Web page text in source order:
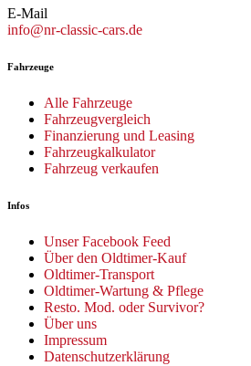
E-Mail
info@nr-classic-cars.de
Fahrzeuge
Alle Fahrzeuge
Fahrzeugvergleich
Finanzierung und Leasing
Fahrzeugkalkulator
Fahrzeug verkaufen
Infos
Unser Facebook Feed
Über den Oldtimer-Kauf
Oldtimer-Transport
Oldtimer-Wartung & Pflege
Resto. Mod. oder Survivor?
Über uns
Impressum
Datenschutzerklärung